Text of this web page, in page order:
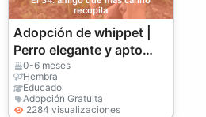
recopila
Adopción de whippet |
Perro elegante y apto
para vivir en casa
0-6 meses
Hembra
Educado
Adopción Gratuita
2284 visualizaciones